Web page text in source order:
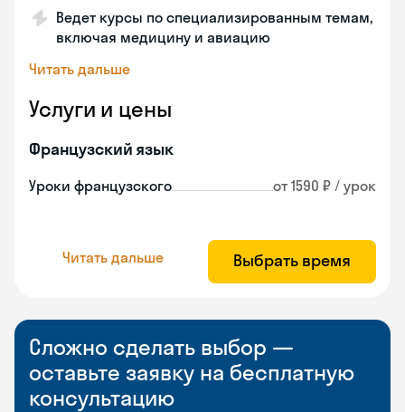
Ведет курсы по специализированным темам,
включая медицину и авиацию
Читать дальше
Услуги и цены
Французский язык
Уроки французского от 1590 ₽ / урок
Читать дальше Выбрать время
Сложно сделать выбор —
оставьте заявку на бесплатную
консультацию